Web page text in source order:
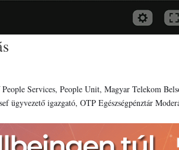
Services, People Unit, Magyar Telekom
ügyvezető igazgató, OTP Egészségpénztár